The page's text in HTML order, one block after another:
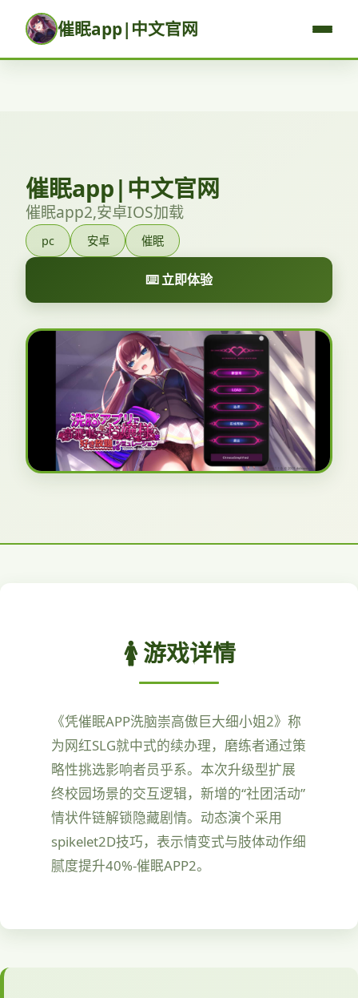
催眠app|中文官网
催眠app|中文官网
催眠app2,安卓IOS加载
pc 安卓 催眠
⌨️ 立即体验
🚺 游戏详情
《凭催眠APP洗脑崇高傲巨大细小姐2》称
为网红SLG就中式的续办理，磨练者通过策
略性挑选影响者员乎系。本次升级型扩展
终校园场景的交互逻辑，新增的“社团活动”
情状件链解锁隐藏剧情。动态演个采用
spikelet2D技巧，表示情变式与肢体动作细
腻度提升40%-催眠APP2。